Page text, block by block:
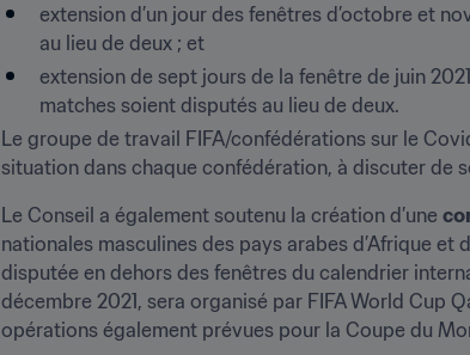
extension d’un jour des fenêtres d’octobre et
au lieu de deux ; et
extension de sept jours de la fenêtre de juin
matches soient disputés au lieu de deux.
Le groupe de travail FIFA/confédérations sur le
situation dans chaque confédération, à discuter de
Le Conseil a également soutenu la création d’une
nationales masculines des pays arabes d’Afrique
disputée en dehors des fenêtres du calendrier
décembre 2021, sera organisé par FIFA World Cup
opérations également prévues pour la Coupe du